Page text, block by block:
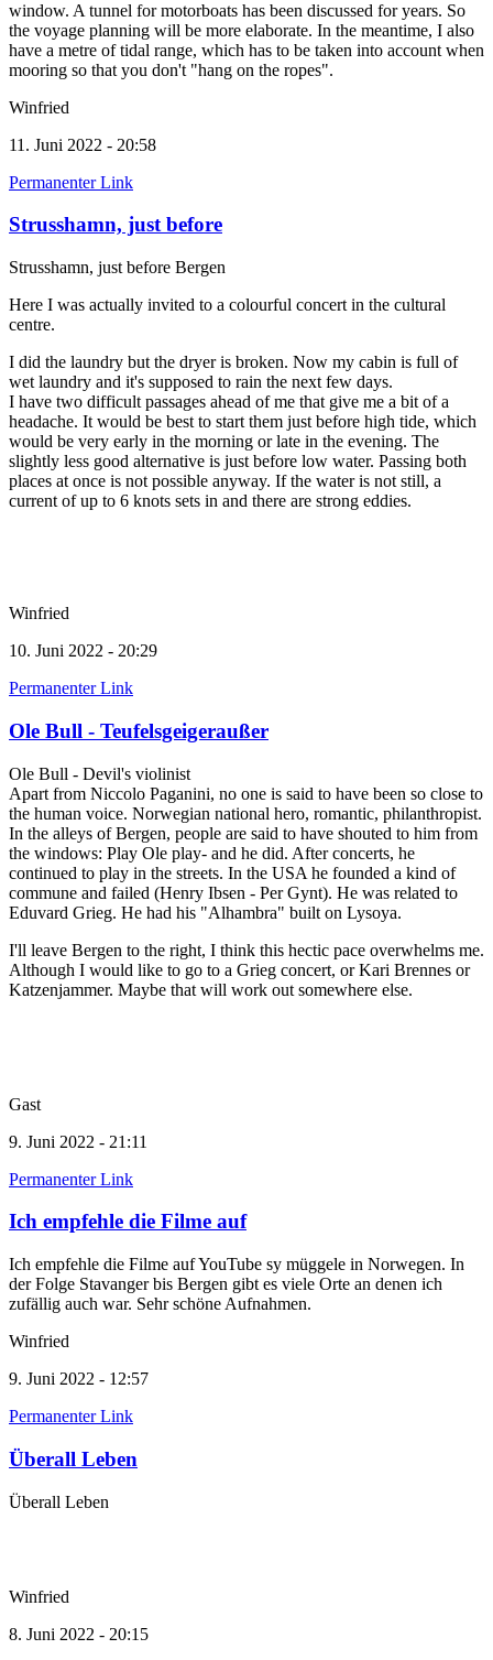
window. A tunnel for motorboats has been discussed for years. So
the voyage planning will be more elaborate. In the meantime, I also
have a metre of tidal range, which has to be taken into account when
mooring so that you don't "hang on the ropes".
Winfried
11. Juni 2022 - 20:58
Permanenter Link
Strusshamn, just before
Strusshamn, just before Bergen
Here I was actually invited to a colourful concert in the cultural
centre.
I did the laundry but the dryer is broken. Now my cabin is full of
wet laundry and it's supposed to rain the next few days.
I have two difficult passages ahead of me that give me a bit of a
headache. It would be best to start them just before high tide, which
would be very early in the morning or late in the evening. The
slightly less good alternative is just before low water. Passing both
places at once is not possible anyway. If the water is not still, a
current of up to 6 knots sets in and there are strong eddies.
Winfried
10. Juni 2022 - 20:29
Permanenter Link
Ole Bull - Teufelsgeigeraußer
Ole Bull - Devil's violinist
Apart from Niccolo Paganini, no one is said to have been so close to
the human voice. Norwegian national hero, romantic, philanthropist.
In the alleys of Bergen, people are said to have shouted to him from
the windows: Play Ole play- and he did. After concerts, he
continued to play in the streets. In the USA he founded a kind of
commune and failed (Henry Ibsen - Per Gynt). He was related to
Eduvard Grieg. He had his "Alhambra" built on Lysoya.
I'll leave Bergen to the right, I think this hectic pace overwhelms me.
Although I would like to go to a Grieg concert, or Kari Brennes or
Katzenjammer. Maybe that will work out somewhere else.
Gast
9. Juni 2022 - 21:11
Permanenter Link
Ich empfehle die Filme auf
Ich empfehle die Filme auf YouTube sy müggele in Norwegen. In
der Folge Stavanger bis Bergen gibt es viele Orte an denen ich
zufällig auch war. Sehr schöne Aufnahmen.
Winfried
9. Juni 2022 - 12:57
Permanenter Link
Überall Leben
Überall Leben
Winfried
8. Juni 2022 - 20:15